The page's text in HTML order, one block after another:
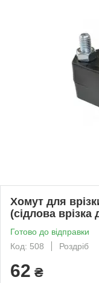
Хомут для
(сідлова
Готово до відправки
Код: 508
Роздріб
62 ₴